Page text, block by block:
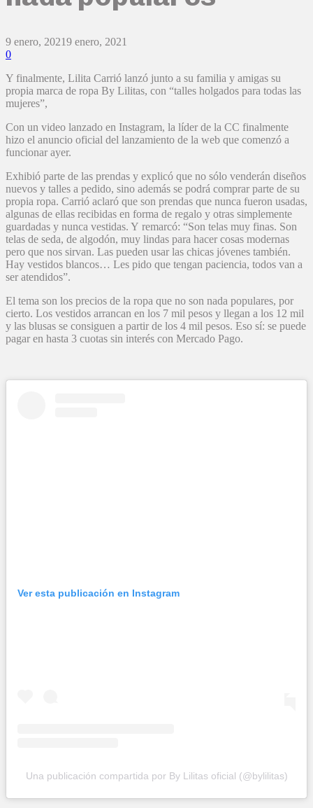
9 enero, 20219 enero, 2021
0
Y finalmente, Lilita Carrió lanzó junto a su familia y amigas su
propia marca de ropa By Lilitas, con “talles holgados para todas las
mujeres”,
Con un video lanzado en Instagram, la líder de la CC finalmente
hizo el anuncio oficial del lanzamiento de la web que comenzó a
funcionar ayer.
Exhibió parte de las prendas y explicó que no sólo venderán diseños
nuevos y talles a pedido, sino además se podrá comprar parte de su
propia ropa. Carrió aclaró que son prendas que nunca fueron usadas,
algunas de ellas recibidas en forma de regalo y otras simplemente
guardadas y nunca vestidas. Y remarcó: “Son telas muy finas. Son
telas de seda, de algodón, muy lindas para hacer cosas modernas
pero que nos sirvan. Las pueden usar las chicas jóvenes también.
Hay vestidos blancos… Les pido que tengan paciencia, todos van a
ser atendidos”.
El tema son los precios de la ropa que no son nada populares, por
cierto. Los vestidos arrancan en los 7 mil pesos y llegan a los 12 mil
y las blusas se consiguen a partir de los 4 mil pesos. Eso sí: se puede
pagar en hasta 3 cuotas sin interés con Mercado Pago.
Ver esta publicación en Instagram
Una publicación compartida por By Lilitas oficial (@bylilitas)